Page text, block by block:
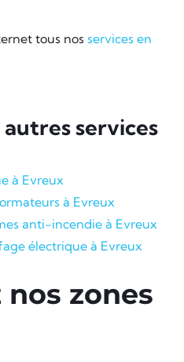
tous nos services en
services
à Evreux
à Evreux
anti-incendie à Evreux
électrique à Evreux
zones